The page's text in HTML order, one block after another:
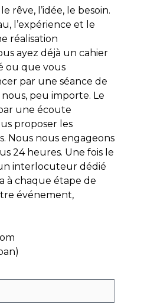
rêve, l’idée, le besoin.
l’expérience et le
réalisation
ayez déjà un cahier
ou que vous
par une séance de
peu importe. Le
une écoute
proposer les
Nous nous engageons
24 heures. Une fois le
interlocuteur dédié
à chaque étape de
événement,